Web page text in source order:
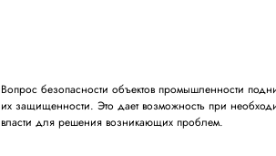
Вопрос безопасности объектов промышленности
их защищенности. Это дает возможность при
власти для решения возникающих проблем.